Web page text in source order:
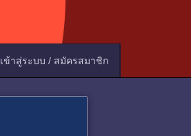
เข้าสู่ระบบ / สมัครสมาชิก